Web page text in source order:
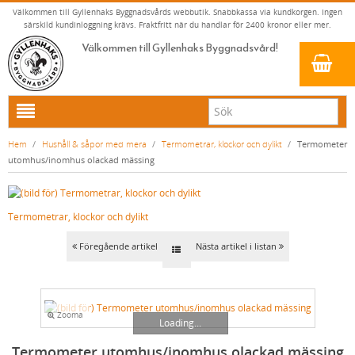
Välkommen till Gyllenhaks Byggnadsvårds webbutik. Snabbkassa via kundkorgen. Ingen
särskild kundinloggning krävs. Fraktfritt när du handlar för 2400 kronor eller mer.
Välkommen till Gyllenhaks Byggnadsvård!
HEM
NYA PRODUKTER
LINOLJEFÄRG & SLAMFÄRG MED MERA
LINOLJEFÄRGER
VITA KULÖRER
GULA KULÖRER
RÖDA KULÖRER
GRÖNA KULÖRER
MATTA LINOLJEFÄRGER
KONSTNÄRSFÄRGER
VITT
GULT/ORANGE
LACK, LASYRER, FERNISSOR & OLJOR
LINOLJESÅPA OCH MÅLARTVÄTT
KLASSISKA KLÄDER
RESISTANT WORK WEAR
VÄSTAR
BYXOR
JACKOR, ANORAKER OCH BUSSARONGER
BADRUM & KÖK (KRANAR & PORSLIN)
TVÄTTSTÄLLSBLANDARE
BADKARSBLANDARE
DUSCHAR OCH DUSCHBLANDARE
DÖRRHANDTAG MÄSSING (INNERDÖRR)
DÖRRHANDTAG NICKEL (INNERDÖRR)
DÖRRHANDTAG LÅNGSKYLT MÄSSING
YTTERDÖRRSHANDTAG
HANDTAG YTTERDÖRR OVAL CYLINDER
HANDTAG YTTERDÖRR (ASSA 2000)
KLASSISKA SPANJOLETTHANDTAG
KLASSISKA SPANJOLETTHANDTAG
FÖNSTERBESLAG & FÖNSTERVERKTYG
Hem / Hushåll & såpor med mera / Termometrar, klockor och dylikt / Termometer
utomhus/inomhus olackad mässing
Termometrar, klockor och dylikt
Föregående artikel Nästa artikel i listan
Loading...
Zooma